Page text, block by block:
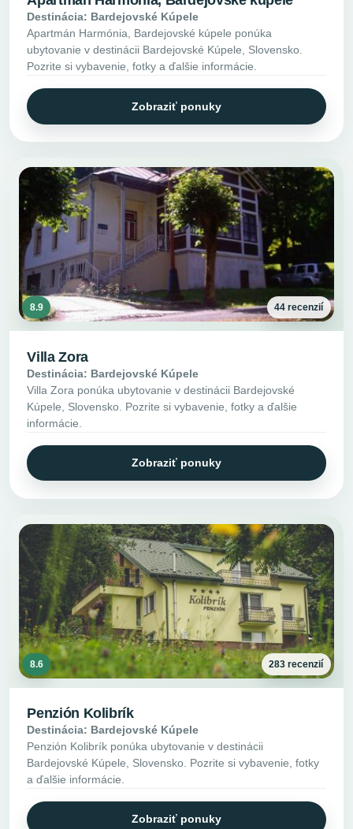
Destinácia: Bardejovské Kúpele
Apartmán Harmónia, Bardejovské kúpele ponúka
ubytovanie v destinácii Bardejovské Kúpele, Slovensko.
Pozrite si vybavenie, fotky a ďalšie informácie.
Zobraziť ponuky
8.9 44 recenzií
Villa Zora
Destinácia: Bardejovské Kúpele
Villa Zora ponúka ubytovanie v destinácii Bardejovské
Kúpele, Slovensko. Pozrite si vybavenie, fotky a ďalšie
informácie.
Zobraziť ponuky
8.6 283 recenzií
Penzión Kolibrík
Destinácia: Bardejovské Kúpele
Penzión Kolibrík ponúka ubytovanie v destinácii
Bardejovské Kúpele, Slovensko. Pozrite si vybavenie, fotky
a ďalšie informácie.
Zobraziť ponuky